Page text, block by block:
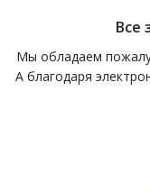
Все
Мы обладаем
А благодаря